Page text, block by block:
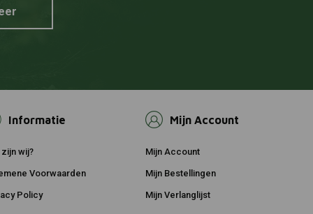
Informatie
zijn wij?
Voorwaarden
Policy
Mijn Account
Mijn Account
Mijn Bestellingen
Mijn Verlanglijst